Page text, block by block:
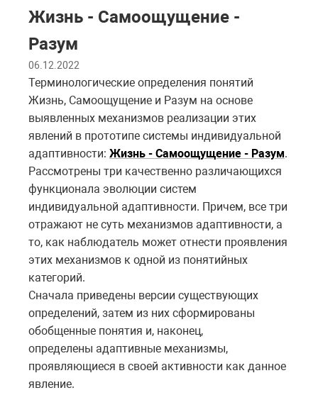
Жизнь - Самоощущение -
Разум
06.12.2022
Терминологические определения понятий
Жизнь, Самоощущение и Разум на основе
выявленных механизмов реализации этих
явлений в прототипе системы индивидуальной
адаптивности: Жизнь - Самоощущение - Разум.
Рассмотрены три качественно различающихся
функционала эволюции систем
индивидуальной адаптивности. Причем, все три
отражают не суть механизмов адаптивности, а
то, как наблюдатель может отнести проявления
этих механизмов к одной из понятийных
категорий.
Сначала приведены версии существующих
определений, затем из них сформированы
обобщенные понятия и, наконец,
определены адаптивные механизмы,
проявляющиеся в своей активности как данное
явление.